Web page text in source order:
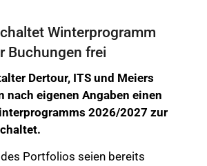
Winterprogramm
Buchungen frei
Dertour, ITS und Meiers
nach eigenen Angaben einen
2026/2027 zur
Portfolios seien bereits